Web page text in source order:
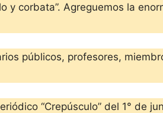
corbata”. Agreguemos la
públicos, profesores,
“Crepúsculo” del 1° de